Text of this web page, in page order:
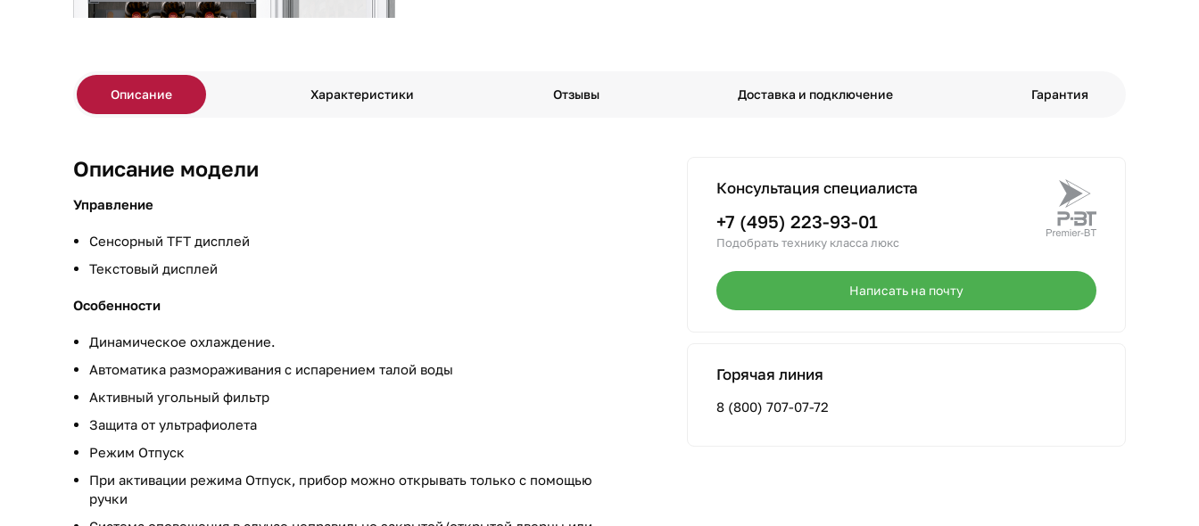
Описание Характеристики Отзывы Доставка и подключение Гарантия
Описание модели
Управление
Сенсорный TFT дисплей
Текстовый дисплей
Особенности
Динамическое охлаждение.
Автоматика размораживания с испарением талой воды
Активный угольный фильтр
Защита от ультрафиолета
Режим Отпуск
При активации режима Отпуск, прибор можно открывать только с помощью
ручки
Консультация специалиста
+7 (495) 223-93-01
Подобрать технику класса люкс
Написать на почту
Горячая линия
8 (800) 707-07-72